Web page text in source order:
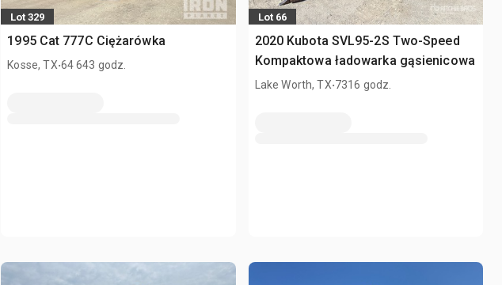
Lot 329
1995 Cat 777C Ciężarówka
Kosse, TX.64 643 godz.
Lot 66
2020 Kubota SVL95-2S Two-Speed
Kompaktowa ładowarka gąsienicowa
Lake Worth, TX.7316 godz.